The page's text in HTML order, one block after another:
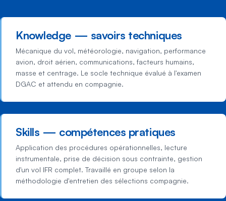
Knowledge — savoirs techniques
Mécanique du vol, météorologie, navigation, performance
avion, droit aérien, communications, facteurs humains,
masse et centrage. Le socle technique évalué à l'examen
DGAC et attendu en compagnie.
Skills — compétences pratiques
Application des procédures opérationnelles, lecture
instrumentale, prise de décision sous contrainte, gestion
d'un vol IFR complet. Travaillé en groupe selon la
méthodologie d'entretien des sélections compagnie.